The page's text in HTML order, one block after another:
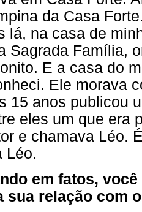
da Casa
lá, na casa de
Sagrada Família,
E a casa do
Ele morava
15 anos publicou
eles um que era
e chamava Léo.
Léo.
em fatos,
sua relação com